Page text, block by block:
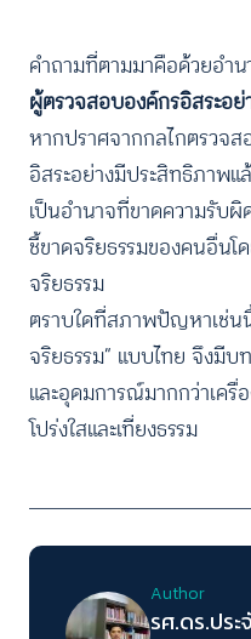
คำถามที่ตามมาคือด้วยอำ
ผู้ตรวจสอบองค์กรอิสระอย่
หากปราศจากกลไกตรวจ
อิสระอย่างมีประสิทธิภาพแ
เป็นอำนาจที่ขาดความรับ
ชี้ขาดจริยธรรมของคนอื่นโ
จริยธรรม
ตราบใดที่สภาพปัญหาเช่น
จริยธรรม” แบบไทย จึงมีบ
และอุดมการณ์มากกว่าเครื่
โปร่งใสและเที่ยงธรรม
Author
รศ.ดร.ปร